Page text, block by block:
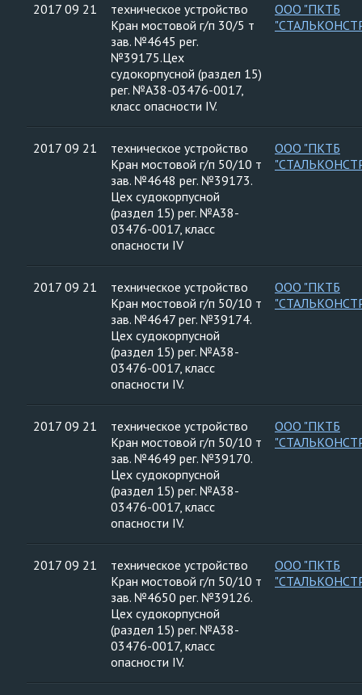
2017 09 21
техническое устройство
Кран мостовой г/п 30/5 т
зав. №4645 рег.
№39175.Цех
судокорпусной (раздел 15)
рег. №А38-03476-0017,
класс опасности IV.
ООО "ПКТБ
2017 09 21
техническое устройство
Кран мостовой г/п 50/10 т
зав. №4648 рег. №39173.
Цех судокорпусной
(раздел 15) рег. №А38-
03476-0017, класс
опасности IV
ООО "ПКТБ
2017 09 21
техническое устройство
Кран мостовой г/п 50/10 т
зав. №4647 рег. №39174.
Цех судокорпусной
(раздел 15) рег. №А38-
03476-0017, класс
опасности IV.
ООО "ПКТБ
2017 09 21
техническое устройство
Кран мостовой г/п 50/10 т
зав. №4649 рег. №39170.
Цех судокорпусной
(раздел 15) рег. №А38-
03476-0017, класс
опасности IV.
ООО "ПКТБ
2017 09 21
техническое устройство
Кран мостовой г/п 50/10 т
зав. №4650 рег. №39126.
Цех судокорпусной
(раздел 15) рег. №А38-
03476-0017, класс
опасности IV.
ООО "ПКТБ